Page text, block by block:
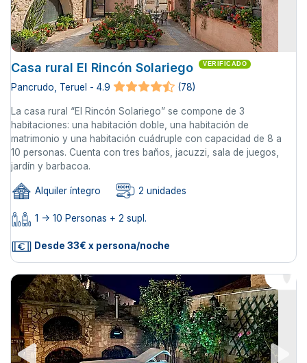
Casa rural El Rincón Solariego VERIFICADO
Pancrudo, Teruel - 4.9 (78)
La casa rural “El Rincón Solariego” se compone de 3
habitaciones: una habitación doble, una habitación de
matrimonio y una habitación cuádruple con capacidad de 8 a
10 personas. Cuenta con tres baños, jacuzzi, sala de juegos,
jardín y barbacoa.
Alquiler íntegro 2 unidades
1 -> 10 Personas + 2 supl.
Desde 33€ x persona/noche